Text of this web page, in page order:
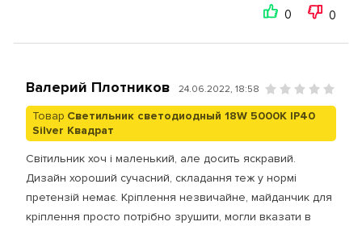
0 0
Валерий Плотников 24.06.2022, 18:58
Товар Светильник светодиодный 18W 5000К IP40
Silver Квадрат
Світильник хоч і маленький, але досить яскравий.
Дизайн хороший сучасний, складання теж у нормі
претензій немає. Кріплення незвичайне, майданчик для
кріплення просто потрібно зрушити, могли вказати в